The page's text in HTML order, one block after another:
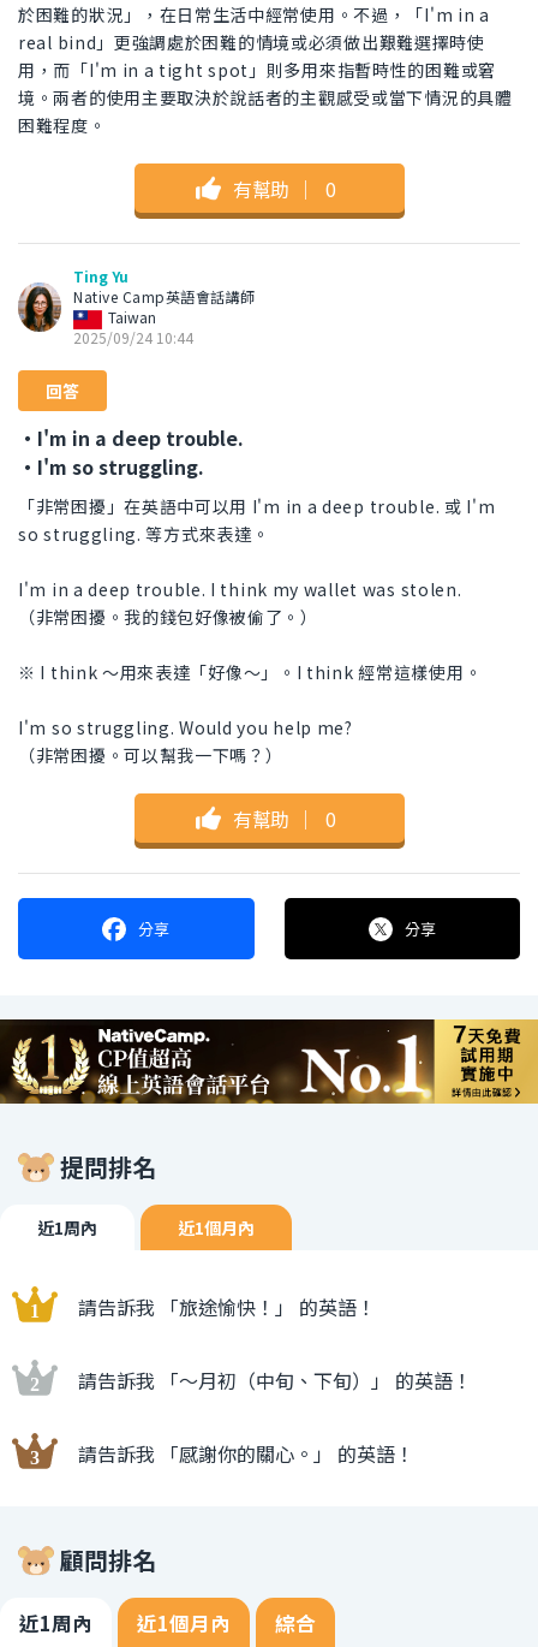
於困難的狀況」，在日常生活中經常使用。不過，「I'm in a
real bind」更強調處於困難的情境或必須做出艱難選擇時使
用，而「I'm in a tight spot」則多用來指暫時性的困難或窘
境。兩者的使用主要取決於說話者的主觀感受或當下情況的具體
困難程度。
有幫助 ｜ 0
Ting Yu
Native Camp英語會話講師
Taiwan
2025/09/24 10:44
回答
・I'm in a deep trouble.
・I'm so struggling.
「非常困擾」在英語中可以用 I'm in a deep trouble. 或 I'm
so struggling. 等方式來表達。
I'm in a deep trouble. I think my wallet was stolen.
（非常困擾。我的錢包好像被偷了。）
※ I think 〜用來表達「好像〜」。I think 經常這樣使用。
I'm so struggling. Would you help me?
（非常困擾。可以幫我一下嗎？）
有幫助 ｜ 0
分享 分享
提問排名
近1周內 近1個月內
請告訴我 「旅途愉快！」 的英語！
請告訴我 「〜月初（中旬、下旬）」 的英語！
請告訴我 「感謝你的關心。」 的英語！
顧問排名
近1周內 近1個月內 綜合